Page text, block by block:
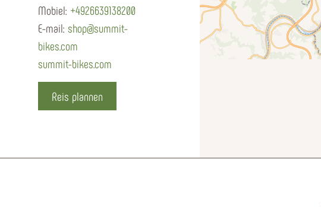
Mobiel: +4926639138200
E-mail: shop@summit-
bikes.com
summit-bikes.com
Reis plannen